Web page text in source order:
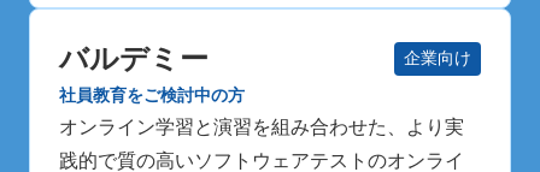
バルデミー
企業向け
社員教育をご検討中の方
オンライン学習と演習を組み合わせた、より実
践的で質の高いソフトウェアテストのオンライ